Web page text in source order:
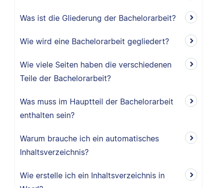
Was ist die Gliederung der Bachelorarbeit?
Wie wird eine Bachelorarbeit gegliedert?
Wie viele Seiten haben die verschiedenen
Teile der Bachelorarbeit?
Was muss im Hauptteil der Bachelorarbeit
enthalten sein?
Warum brauche ich ein automatisches
Inhaltsverzeichnis?
Wie erstelle ich ein Inhaltsverzeichnis in